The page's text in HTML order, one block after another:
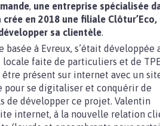
, une entreprise spécialisée
crée en 2018 une filiale
sa clientèle.
à Evreux, s’était développée
faite de particuliers et de
présent sur internet avec un
se digitaliser et conquérir de
de développer ce projet. Valentin
internet, à la nouvelle relation